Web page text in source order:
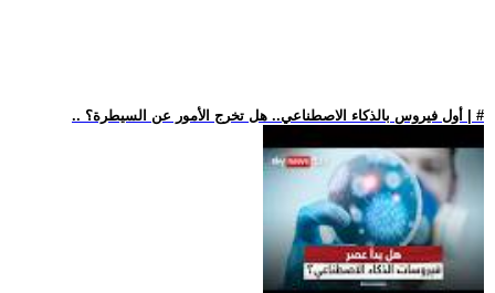
.. أول فيروس بالذكاء الاصطناعي.. هل تخرج الأمور عن السيطرة؟ | #